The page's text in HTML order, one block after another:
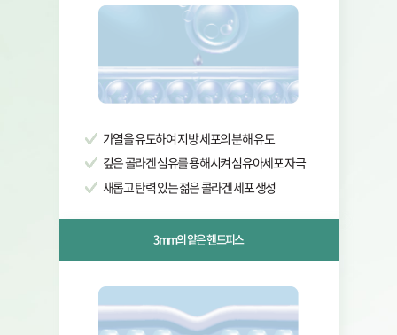
가열을 유도하여 지방 세포의 분해 유도
깊은 콜라겐 섬유를 용해시켜 섬유아세포 자극
새롭고 탄력 있는 젊은 콜라겐 세포 생성
3mm의 얕은 핸드피스